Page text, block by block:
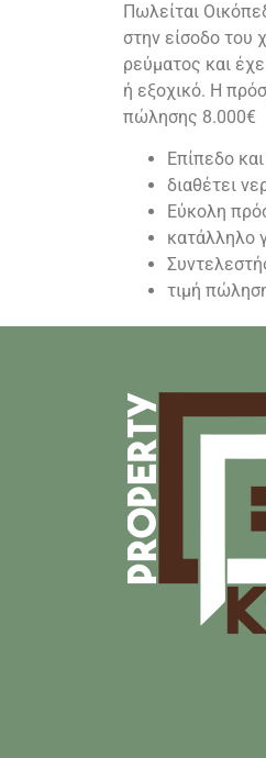
Πωλείται
στην είσοδο του
ρεύματος και
ή εξοχικό. Η
πώλησης 8.000€
Επίπεδο
διαθέτει
Εύκολη
κατάλληλο
τιμή